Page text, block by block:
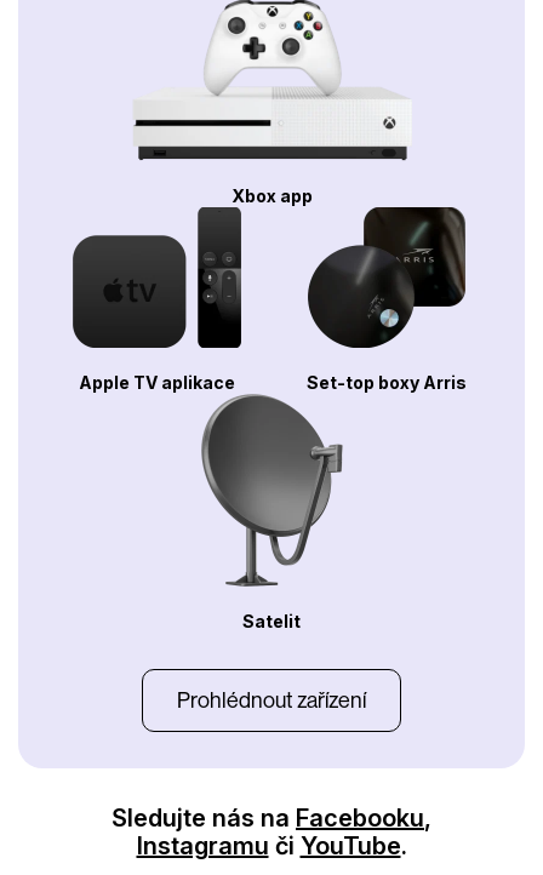
Xbox app
Apple TV aplikace Set-top boxy Arris
Satelit
Prohlédnout zařízení
Sledujte nás na Facebooku,
Instagramu či YouTube.